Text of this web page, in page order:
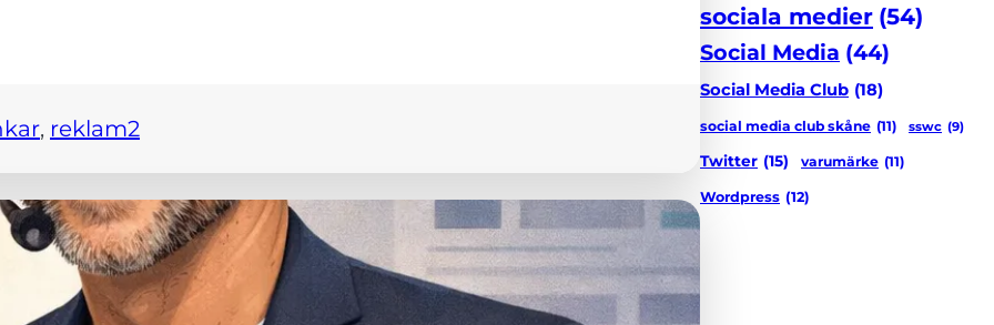
, reklam2
sociala medier (54)
Social Media (44)
Social Media Club (18)
social media club skåne (11) sswc (9)
Twitter (15) varumärke (11)
Wordpress (12)